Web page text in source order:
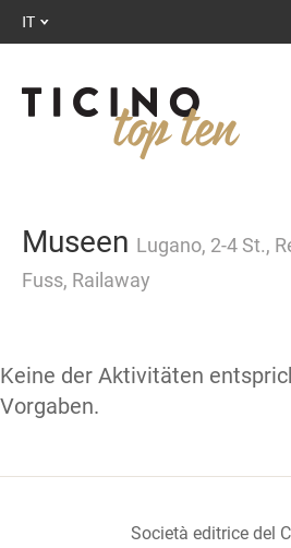
IT
Museen Lugano, 2-4 St.,
Fuss, Railaway
Keine der Aktivitäten
Vorgaben.
Società editrice del